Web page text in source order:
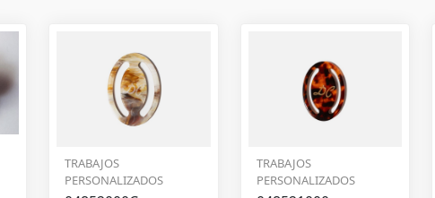
TRABAJOS
PERSONALIZADOS
TRABAJOS
PERSONALIZADOS